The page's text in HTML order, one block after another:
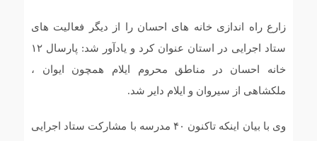
زارع راه اندازی خانه های احسان را از دیگر فعالیت های
ستاد اجرایی در استان عنوان کرد و یادآور شد: پارسال ۱۲
خانه احسان در مناطق محروم ایلام همچون ایوان ،
ملکشاهی از سیروان و ایلام دایر شد.
وی با بیان اینکه تاکنون ۴۰ مدرسه با مشارکت ستاد اجرایی